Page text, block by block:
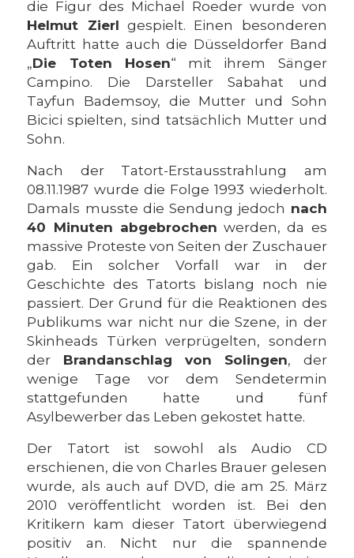
die Figur des Michael Roeder wurde von
Helmut Zierl gespielt. Einen besonderen
Auftritt hatte auch die Düsseldorfer Band
„Die Toten Hosen“ mit ihrem Sänger
Campino. Die Darsteller Sabahat und
Tayfun Bademsoy, die Mutter und Sohn
Bicici spielten, sind tatsächlich Mutter und
Sohn.
Nach der Tatort-Erstausstrahlung am
08.11.1987 wurde die Folge 1993 wiederholt.
Damals musste die Sendung jedoch nach
40 Minuten abgebrochen werden, da es
massive Proteste von Seiten der Zuschauer
gab. Ein solcher Vorfall war in der
Geschichte des Tatorts bislang noch nie
passiert. Der Grund für die Reaktionen des
Publikums war nicht nur die Szene, in der
Skinheads Türken verprügelten, sondern
der Brandanschlag von Solingen, der
wenige Tage vor dem Sendetermin
stattgefunden hatte und fünf
Asylbewerber das Leben gekostet hatte.
Der Tatort ist sowohl als Audio CD
erschienen, die von Charles Brauer gelesen
wurde, als auch auf DVD, die am 25. März
2010 veröffentlicht worden ist. Bei den
Kritikern kam dieser Tatort überwiegend
positiv an. Nicht nur die spannende